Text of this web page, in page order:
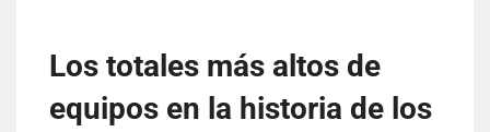
Los totales más altos de
equipos en la historia de los